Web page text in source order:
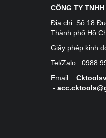
CÔNG TY
Địa chỉ: Số 18
Thành phố Hồ
Giấy phép kinh
Tel/Zalo:
Email :
-